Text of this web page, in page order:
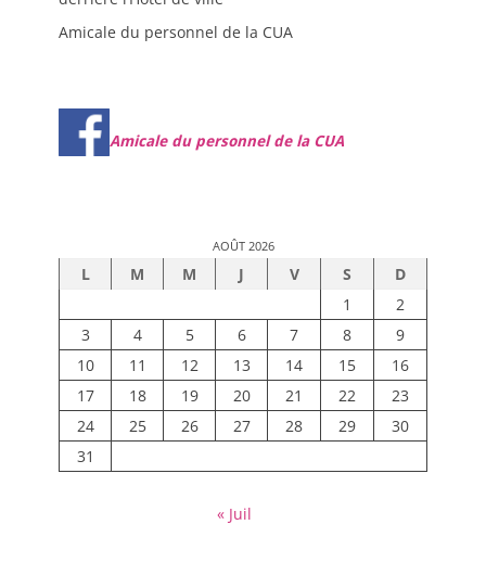
Amicale du personnel de la CUA
Amicale du personnel de la CUA
AOÛT 2026
L M M J V S
D
1
2
3
4 5 6 7 8
9
10
11 12 13 14 15
16
17
18 19 20 21 22
23
24
25 26 27 28 29
30
31
« Juil